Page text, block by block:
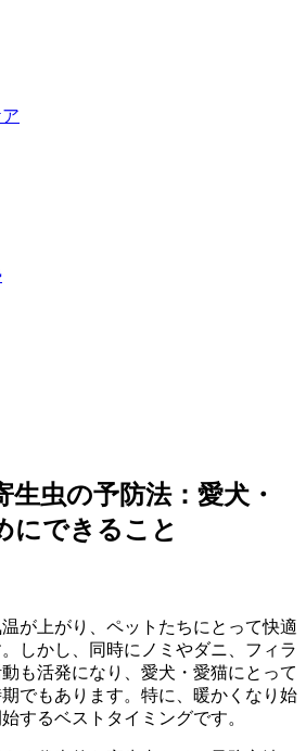
虫の予防法：愛犬・
にできること
が上がり、ペットたちにとって快適
しかし、同時にノミやダニ、フィラ
も活発になり、愛犬・愛猫にとって
でもあります。特に、暖かくなり始
するベストタイミングです。